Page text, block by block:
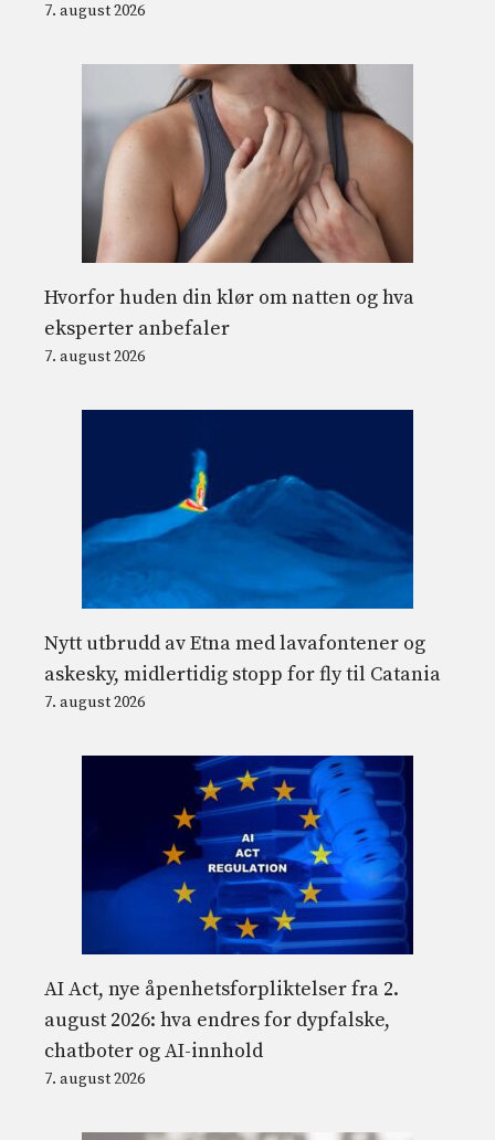
7. august 2026
Hvorfor huden din klør om natten og hva
eksperter anbefaler
7. august 2026
Nytt utbrudd av Etna med lavafontener og
askesky, midlertidig stopp for fly til Catania
7. august 2026
AI Act, nye åpenhetsforpliktelser fra 2.
august 2026: hva endres for dypfalske,
chatboter og AI-innhold
7. august 2026